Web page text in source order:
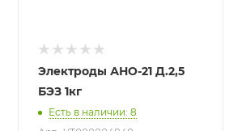
Электроды АНО-21 Д.2,5
БЭЗ 1кг
Есть в наличии: 8